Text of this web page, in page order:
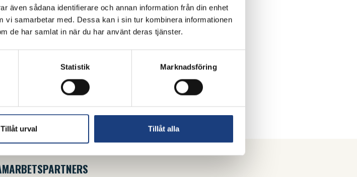
även sådana identifierare och annan information från din enhet
vi samarbetar med. Dessa kan i sin tur kombinera informationen
de har samlat in när du har använt deras tjänster.
Statistik Marknadsföring
Tillåt urval Tillåt alla